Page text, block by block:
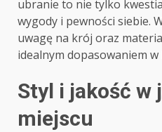
ubranie to nie tylko
wygody i pewności siebie.
uwagę na krój oraz
idealnym dopasowaniem w
Styl i jakość w
miejscu